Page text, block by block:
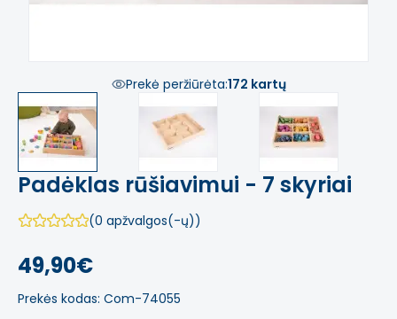
Prekė peržiūrėta:172 kartų
Padėklas rūšiavimui - 7 skyriai
(0 apžvalgos(-ų))
49,90€
Prekės kodas: Com-74055